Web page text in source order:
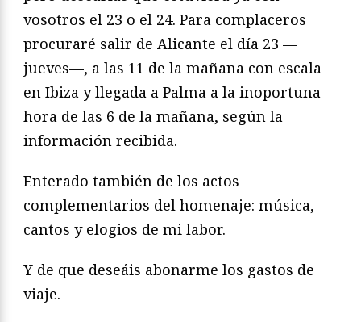
vosotros el 23 o el 24. Para complaceros
procuraré salir de Alicante el día 23 —
jueves—, a las 11 de la mañana con escala
en Ibiza y llegada a Palma a la inoportuna
hora de las 6 de la mañana, según la
información recibida.
Enterado también de los actos
complementarios del homenaje: música,
cantos y elogios de mi labor.
Y de que deseáis abonarme los gastos de
viaje.